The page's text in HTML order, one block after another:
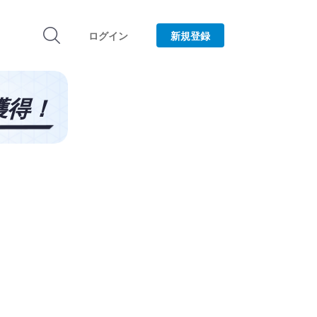
ログイン 新規登録